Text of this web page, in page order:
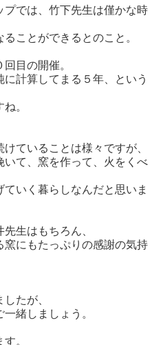
では、竹下先生は僅かな時
ことができるとのこと。
目の開催。
計算してまる５年、という
。
ていることは様々ですが、
て、窯を作って、火をくべ
いく暮らしなんだと思いま
生はもちろん、
にもたっぷりの感謝の気持
たが、
緒しましょう。
。